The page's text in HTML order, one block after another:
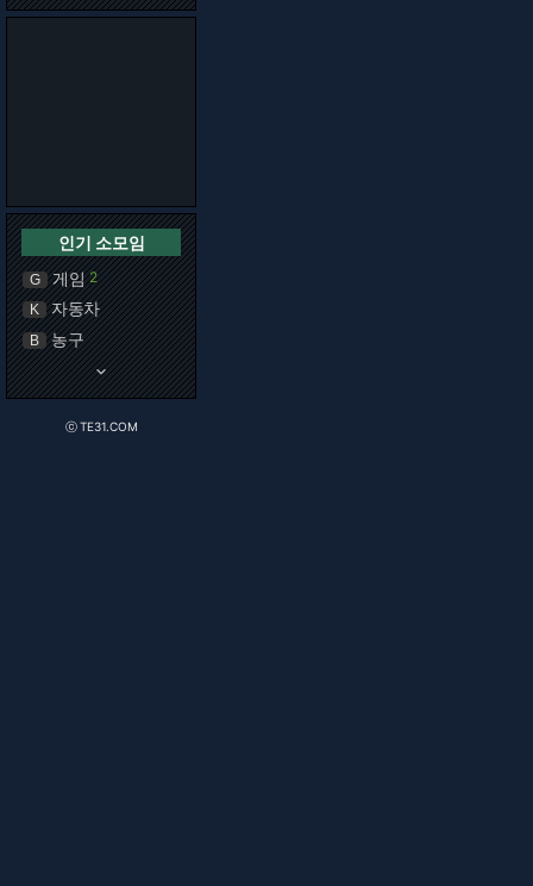
인기 소모임
G 게임 2
K 자동차
B 농구
keyboard_arrow_down
ⓒ TE31.COM